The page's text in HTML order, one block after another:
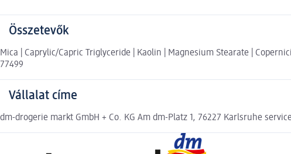
Összetevők
Mica | Caprylic/Capric Triglyceride | Kaolin | Magnesium Stearate |
77499
Vállalat címe
dm-drogerie markt GmbH + Co. KG Am dm-Platz 1, 76227 Karlsruhe